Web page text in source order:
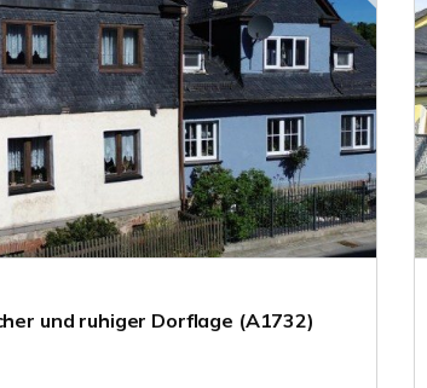
und ruhiger Dorflage (A1732)